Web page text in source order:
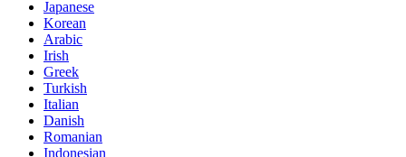
Japanese
Korean
Arabic
Irish
Greek
Turkish
Italian
Danish
Romanian
Indonesian